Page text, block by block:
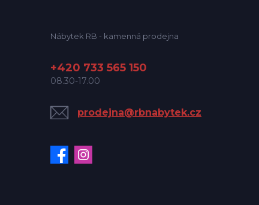
Nábytek RB - kamenná prodejna
+420 733 565 150
08.30-17.00
prodejna@rbnabytek.cz